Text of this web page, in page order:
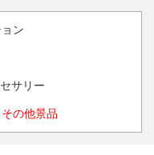
ン
サリー
その他景品